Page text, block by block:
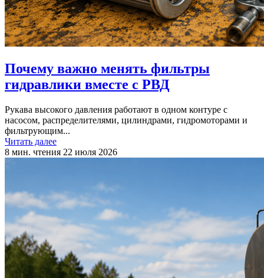
Почему важно менять фильтры
гидравлики вместе с РВД
Рукава высокого давления работают в одном контуре с
насосом, распределителями, цилиндрами, гидромоторами и
фильтрующим...
Читать далее
8 мин. чтения 22 июля 2026